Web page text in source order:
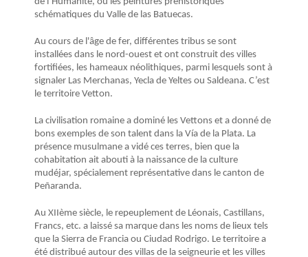
schématiques du Valle de las Batuecas.
Au cours de l'âge de fer, différentes tribus se sont
installées dans le nord-ouest et ont construit des villes
fortifiées, les hameaux néolithiques, parmi lesquels sont à
signaler Las Merchanas, Yecla de Yeltes ou Saldeana. C’est
le territoire Vetton.
La civilisation romaine a dominé les Vettons et a donné de
bons exemples de son talent dans la Vía de la Plata. La
présence musulmane a vidé ces terres, bien que la
cohabitation ait abouti à la naissance de la culture
mudéjar, spécialement représentative dans le canton de
Peñaranda.
Au XIIème siècle, le repeuplement de Léonais, Castillans,
Francs, etc. a laissé sa marque dans les noms de lieux tels
que la Sierra de Francia ou Ciudad Rodrigo. Le territoire a
été distribué autour des villas de la seigneurie et les villes